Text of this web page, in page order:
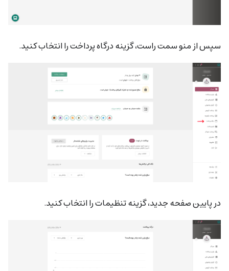
سپس از منو سمت راست، گزینه درگاه پرداخت را انتخاب کنید.
در پایین صفحه جدید، گزینه تنظیمات را انتخاب کنید.